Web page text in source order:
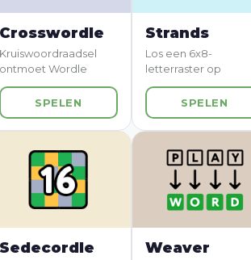
Crosswordle
Kruiswoordraadsel
ontmoet Wordle
SPELEN
Strands
Los een 6x8-
letterraster op
SPELEN
Sedecordle Weaver